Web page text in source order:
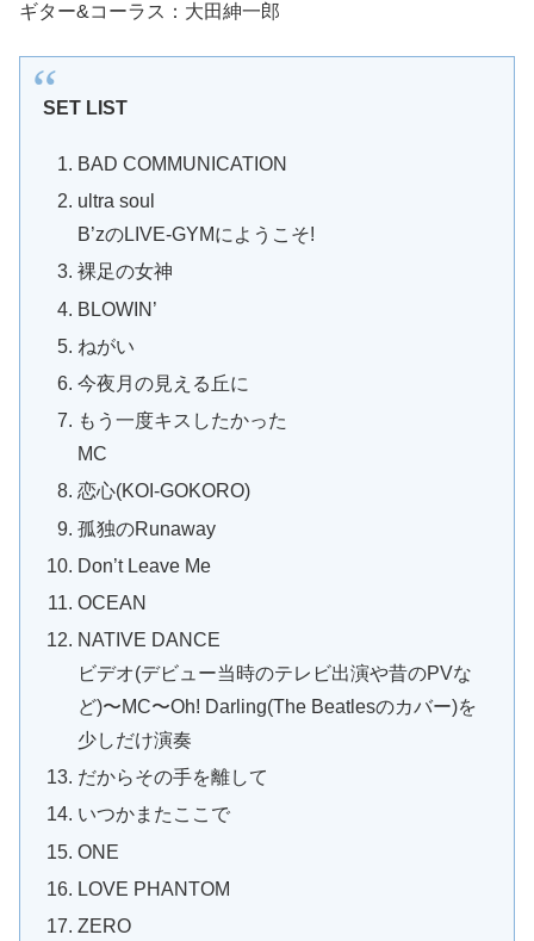
ギター&コーラス：大田紳一郎
SET LIST
BAD COMMUNICATION
ultra soul
B’zのLIVE-GYMにようこそ!
裸足の女神
BLOWIN’
ねがい
今夜月の見える丘に
もう一度キスしたかった
MC
恋心(KOI-GOKORO)
孤独のRunaway
Don’t Leave Me
OCEAN
NATIVE DANCE
ビデオ(デビュー当時のテレビ出演や昔のPVな
ど)〜MC〜Oh! Darling(The Beatlesのカバー)を
少しだけ演奏
だからその手を離して
いつかまたここで
ONE
LOVE PHANTOM
ZERO